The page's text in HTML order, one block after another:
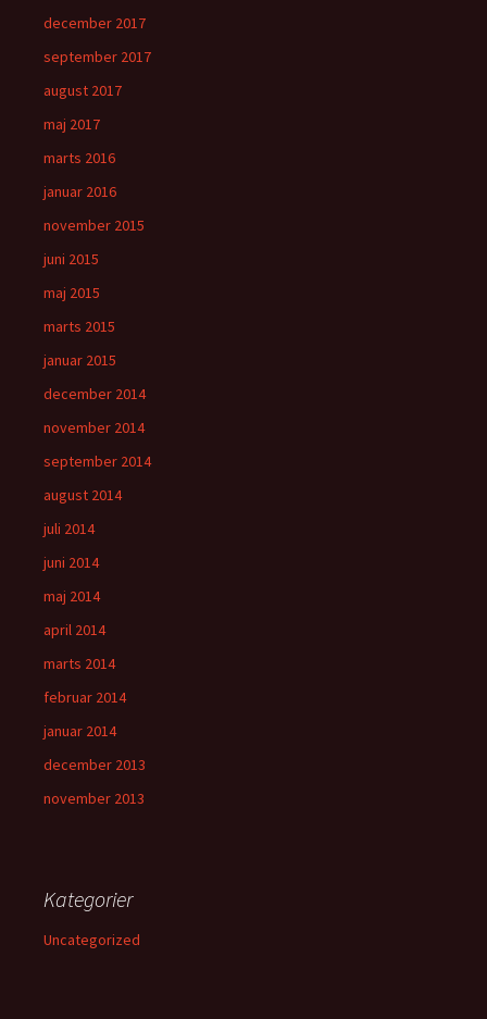
december 2017
september 2017
august 2017
maj 2017
marts 2016
januar 2016
november 2015
juni 2015
maj 2015
marts 2015
januar 2015
december 2014
november 2014
september 2014
august 2014
juli 2014
juni 2014
maj 2014
april 2014
marts 2014
februar 2014
januar 2014
december 2013
november 2013
Kategorier
Uncategorized